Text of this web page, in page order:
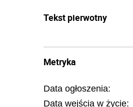
Tekst pierwotny
Metryka
Data ogłoszenia:
Data wejścia w życie: